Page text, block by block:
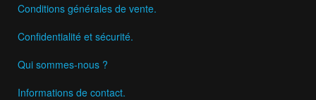
Conditions générales de vente.
Confidentialité et sécurité.
Qui sommes-nous ?
Informations de contact.